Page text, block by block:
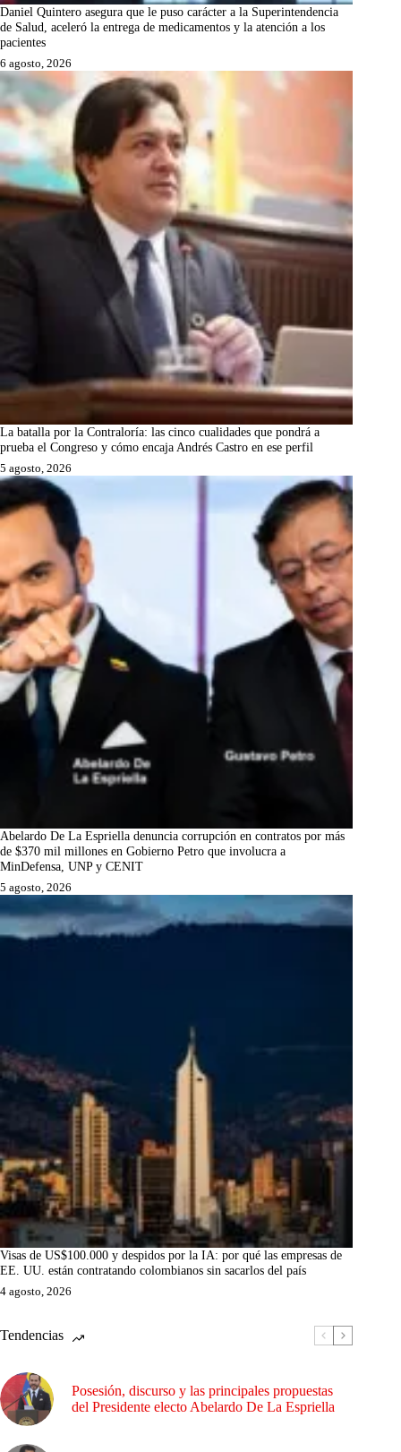
Daniel Quintero asegura que le puso carácter a la Superintendencia
de Salud, aceleró la entrega de medicamentos y la atención a los
pacientes
6 agosto, 2026
La batalla por la Contraloría: las cinco cualidades que pondrá a
prueba el Congreso y cómo encaja Andrés Castro en ese perfil
5 agosto, 2026
Abelardo De La Espriella denuncia corrupción en contratos por más
de $370 mil millones en Gobierno Petro que involucra a
MinDefensa, UNP y CENIT
5 agosto, 2026
Visas de US$100.000 y despidos por la IA: por qué las empresas de
EE. UU. están contratando colombianos sin sacarlos del país
4 agosto, 2026
Tendencias
Posesión, discurso y las principales propuestas
del Presidente electo Abelardo De La Espriella